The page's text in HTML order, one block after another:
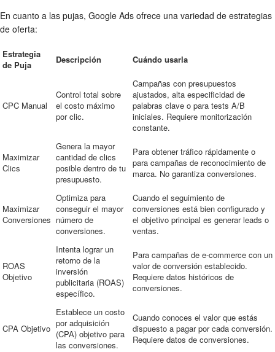
En cuanto a las pujas, Google Ads ofrece una variedad de estrategias
de oferta:
Estrategia
de Puja
Descripción Cuándo usarla
CPC Manual
Control total sobre
el costo máximo
por clic.
Campañas con presupuestos
ajustados, alta especificidad de
palabras clave o para tests A/B
iniciales. Requiere monitorización
constante.
Maximizar
Clics
Genera la mayor
cantidad de clics
posible dentro de tu
presupuesto.
Para obtener tráfico rápidamente o
para campañas de reconocimiento de
marca. No garantiza conversiones.
Maximizar
Conversiones
Optimiza para
conseguir el mayor
número de
conversiones.
Cuando el seguimiento de
conversiones está bien configurado y
el objetivo principal es generar leads o
ventas.
ROAS
Objetivo
Intenta lograr un
retorno de la
inversión
publicitaria (ROAS)
específico.
Para campañas de e-commerce con un
valor de conversión establecido.
Requiere datos históricos de
conversiones.
CPA Objetivo
Establece un costo
por adquisición
(CPA) objetivo para
las conversiones.
Cuando conoces el valor que estás
dispuesto a pagar por cada conversión.
Requiere datos de conversiones.